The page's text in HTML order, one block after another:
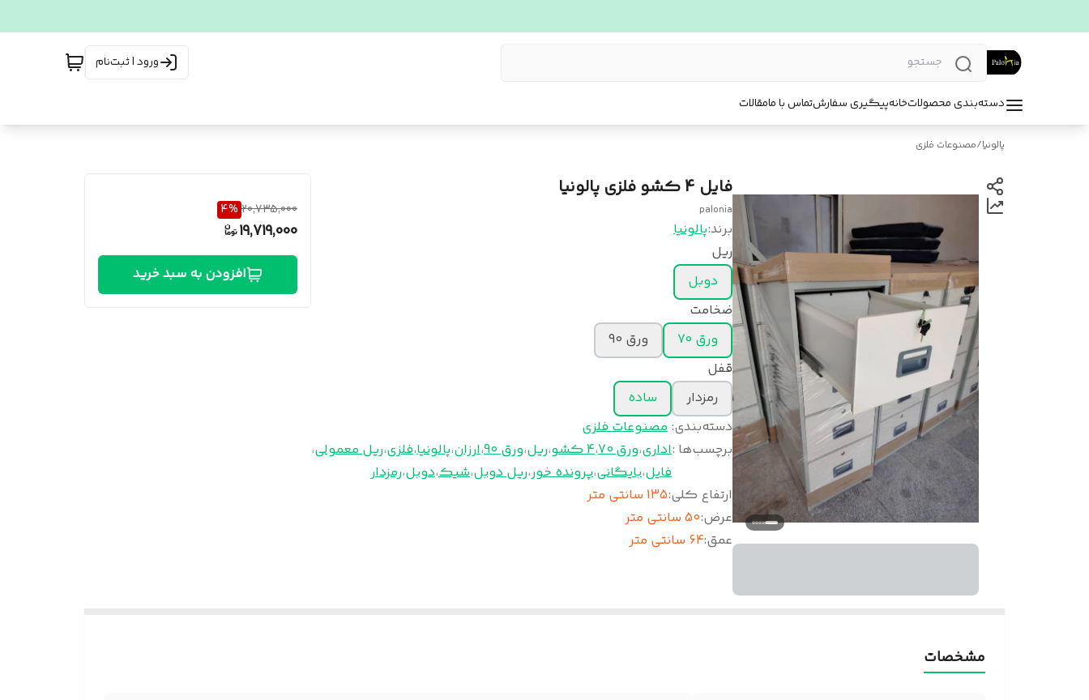
ورود | ثبت‌نام
دسته‌بندی محصولاتخانهپیگیری سفارشتماس با مامقالات
پالونیا/مصنوعات فلزی
فایل 4 کشو فلزی پالونیا
palonia
برند:پالونیا
ریل
دوبل
ضخامت
ورق 70
ورق 90
قفل
رمزدار
ساده
دسته‌بندی: مصنوعات فلزی
برچسب‌ها :اداری،ورق 70 ،4 کشو ،ریل،ورق 90 ،ارزان،پالونیا،فلزی،ریل معمولی،
فایل،بایگانی،پرونده خور،ریل دوبل،شیک،دوبل،رمزدار
ارتفاع کلی:135 سانتی متر
عرض:50 سانتی متر
عمق:64 سانتی متر
20,735,000
4%
19,719,000
افزودن به سبد خرید
مشخصات